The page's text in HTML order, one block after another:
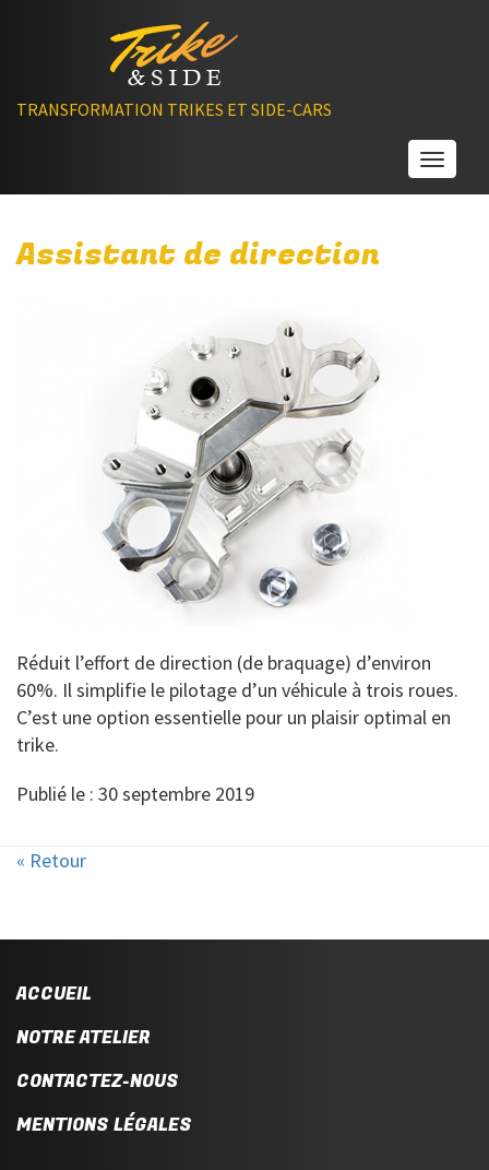
TRANSFORMATION TRIKES ET SIDE-CARS
Assistant de direction
Réduit l’effort de direction (de braquage) d’environ
60%. Il simplifie le pilotage d’un véhicule à trois roues.
C’est une option essentielle pour un plaisir optimal en
trike.
Publié le : 30 septembre 2019
« Retour
ACCUEIL
NOTRE ATELIER
CONTACTEZ-NOUS
MENTIONS LÉGALES